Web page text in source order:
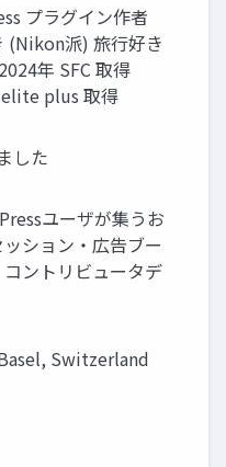
プラグイン作者
(Nikon派) 旅行好き
年 SFC 取得
plus 取得
した
ユーザが集うお
ション・広告ブー
ントリビュータデ
Switzerland